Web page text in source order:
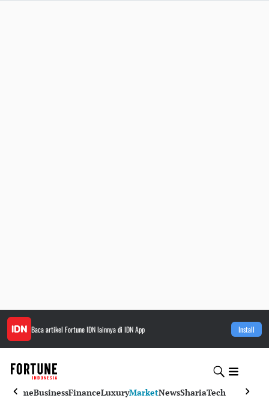
Baca artikel Fortune IDNlainnya di IDN App Install
HomeBusinessFinanceLuxuryMarketNewsShariaTech